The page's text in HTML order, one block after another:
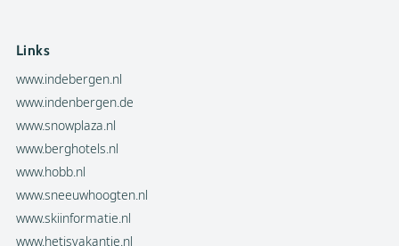
Links
www.indebergen.nl
www.indenbergen.de
www.snowplaza.nl
www.berghotels.nl
www.hobb.nl
www.sneeuwhoogten.nl
www.skiinformatie.nl
www.hetisvakantie.nl